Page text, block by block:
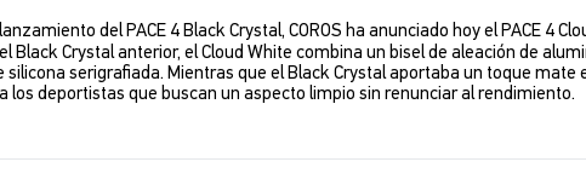
del PACE 4 Black Crystal, COROS ha anunciado hoy el PACE 4
Black Crystal anterior, el Cloud White combina un bisel de aleación de
serigrafiada. Mientras que el Black Crystal aportaba un toque mate
los deportistas que buscan un aspecto limpio sin renunciar al rendimiento.